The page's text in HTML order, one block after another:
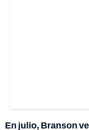
En julio, Branson